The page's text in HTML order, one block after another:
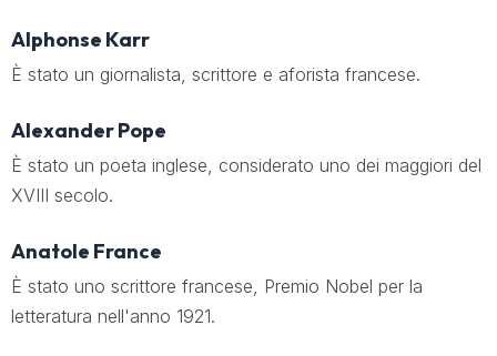
Alphonse Karr
È stato un giornalista, scrittore e aforista francese.
Alexander Pope
È stato un poeta inglese, considerato uno dei maggiori del
XVIII secolo.
Anatole France
È stato uno scrittore francese, Premio Nobel per la
letteratura nell'anno 1921.